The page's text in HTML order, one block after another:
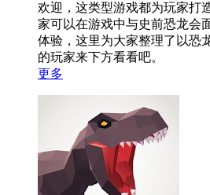
欢迎，这类型游戏都为玩家打
家可以在游戏中与史前恐龙会
体验，这里为大家整理了以恐
的玩家来下方看看吧。
更多